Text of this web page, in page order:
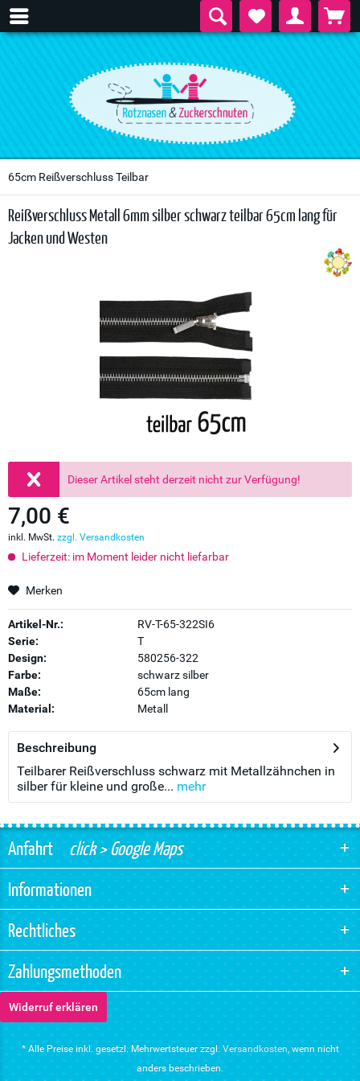
65cm Reißverschluss Teilbar
Reißverschluss Metall 6mm silber schwarz teilbar 65cm lang für
Jacken und Westen
Dieser Artikel steht derzeit nicht zur Verfügung!
7,00 €
inkl. MwSt. zzgl. Versandkosten
Lieferzeit: im Moment leider nicht liefarbar
Merken
Artikel-Nr.:
RV-T-65-322SI6
Serie:
T
Design:
580256-322
Farbe:
schwarz silber
Maße:
65cm lang
Material:
Metall
Beschreibung
Teilbarer Reißverschluss schwarz mit Metallzähnchen in
silber für kleine und große... mehr
Anfahrtclick > Google Maps
Informationen
Rechtliches
Zahlungsmethoden
Widerruf erklären
* Alle Preise inkl. gesetzl. Mehrwertsteuer zzgl. Versandkosten, wenn nicht
anders beschrieben.